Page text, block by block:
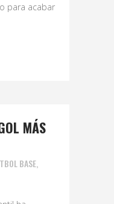
para acabar
MÁS
BASE